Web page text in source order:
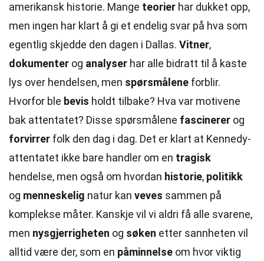
amerikansk historie. Mange teorier har dukket opp,
men ingen har klart å gi et endelig svar på hva som
egentlig skjedde den dagen i Dallas. Vitner,
dokumenter og analyser har alle bidratt til å kaste
lys over hendelsen, men spørsmålene forblir.
Hvorfor ble bevis holdt tilbake? Hva var motivene
bak attentatet? Disse spørsmålene fascinerer og
forvirrer folk den dag i dag. Det er klart at Kennedy-
attentatet ikke bare handler om en tragisk
hendelse, men også om hvordan historie, politikk
og menneskelig natur kan veves sammen på
komplekse måter. Kanskje vil vi aldri få alle svarene,
men nysgjerrigheten og søken etter sannheten vil
alltid være der, som en påminnelse om hvor viktig